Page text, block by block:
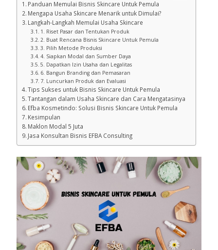
Panduan Memulai Bisnis Skincare Untuk Pemula
Mengapa Usaha Skincare Menarik untuk Dimulai?
Langkah-Langkah Memulai Usaha Skincare
1. Riset Pasar dan Tentukan Produk
2. Buat Rencana Bisnis Skincare Untuk Pemula
3. Pilih Metode Produksi
4. Siapkan Modal dan Sumber Daya
5. Dapatkan Izin Usaha dan Legalitas
6. Bangun Branding dan Pemasaran
7. Luncurkan Produk dan Evaluasi
Tips Sukses untuk Bisnis Skincare Untuk Pemula
Tantangan dalam Usaha Skincare dan Cara Mengatasinya
Efba Kosmetindo: Solusi Bisnis Skincare Untuk Pemula
Kesimpulan
Maklon Modal 5 Juta
Jasa Konsultan Bisnis EFBA Consulting